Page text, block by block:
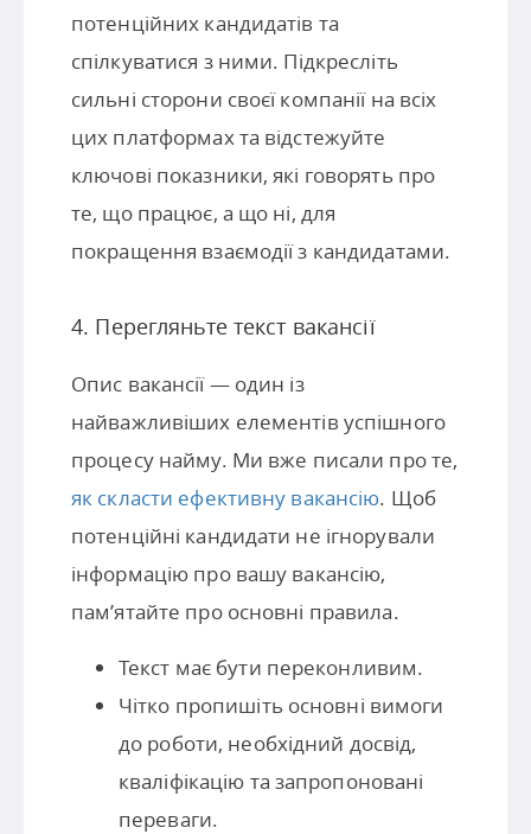
потенційних кандидатів та
спілкуватися з ними. Підкресліть
сильні сторони своєї компанії на всіх
цих платформах та відстежуйте
ключові показники, які говорять про
те, що працює, а що ні, для
покращення взаємодії з кандидатами.
4. Перегляньте текст вакансії
Опис вакансії — один із
найважливіших елементів успішного
процесу найму. Ми вже писали про те,
як скласти ефективну вакансію. Щоб
потенційні кандидати не ігнорували
інформацію про вашу вакансію,
пам’ятайте про основні правила.
Текст має бути переконливим.
Чітко пропишіть основні вимоги
до роботи, необхідний досвід,
кваліфікацію та запропоновані
переваги.